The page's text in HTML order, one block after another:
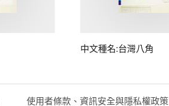
中文種名:台灣八角
使用者條款、資訊安全與隱私權政策